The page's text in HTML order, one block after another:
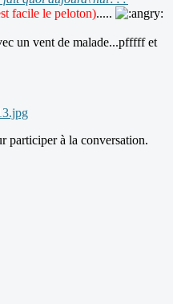
facile le peloton).....
un vent de malade...pfffff et
participer à la conversation.